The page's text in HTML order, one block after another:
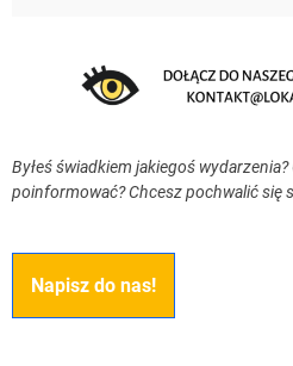
Byłeś świadkiem jakiegoś
poinformować? Chcesz pochwalić się
Napisz do nas!